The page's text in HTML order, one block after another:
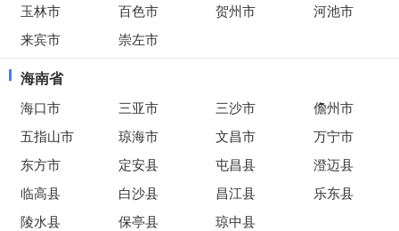
玉林市
百色市 贺州市
河池市
来宾市
崇左市
海南省
海口市 三亚市 三沙市
儋州市
五指山市
琼海市 文昌市
万宁市
东方市
定安县 屯昌县
澄迈县
临高县
白沙县 昌江县
乐东县
陵水县
保亭县 琼中县